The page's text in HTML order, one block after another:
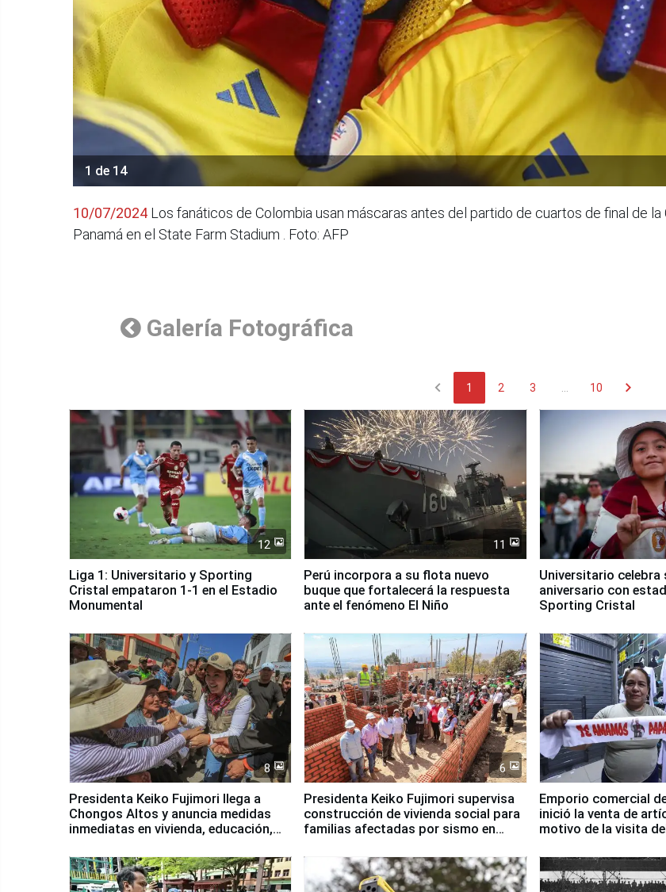
1 de 14
10/07/2024 Los fanáticos de Colombia usan máscaras antes del partido de cuartos de final de
Panamá en el State Farm Stadium . Foto: AFP
Galería Fotográfica
chevron_left 1 2 3 10 chevron_right
12
Liga 1: Universitario y Sporting
Cristal empataron 1-1 en el Estadio
Monumental
11
Perú incorpora a su flota nuevo
buque que fortalecerá la respuesta
ante el fenómeno El Niño
Universitario celebra
aniversario con
Sporting Cristal
8
Presidenta Keiko Fujimori llega a
Chongos Altos y anuncia medidas
inmediatas en vivienda, educación,
6
Presidenta Keiko Fujimori supervisa
construcción de vivienda social para
familias afectadas por sismo en
Emporio comercial
inició la venta de
motivo de la visita